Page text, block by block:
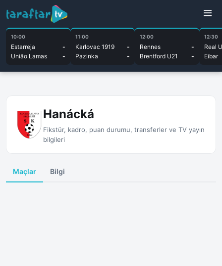
10:00
Estarreja
-
União Lamas
-
11:00
Karlovac 1919
-
Pazinka
-
12:00
Rennes
-
Brentford U21
-
12:30
Real
Eibar
Hanácká
Fikstür, kadro, puan durumu, transferler ve TV yayın
bilgileri
Maçlar Bilgi